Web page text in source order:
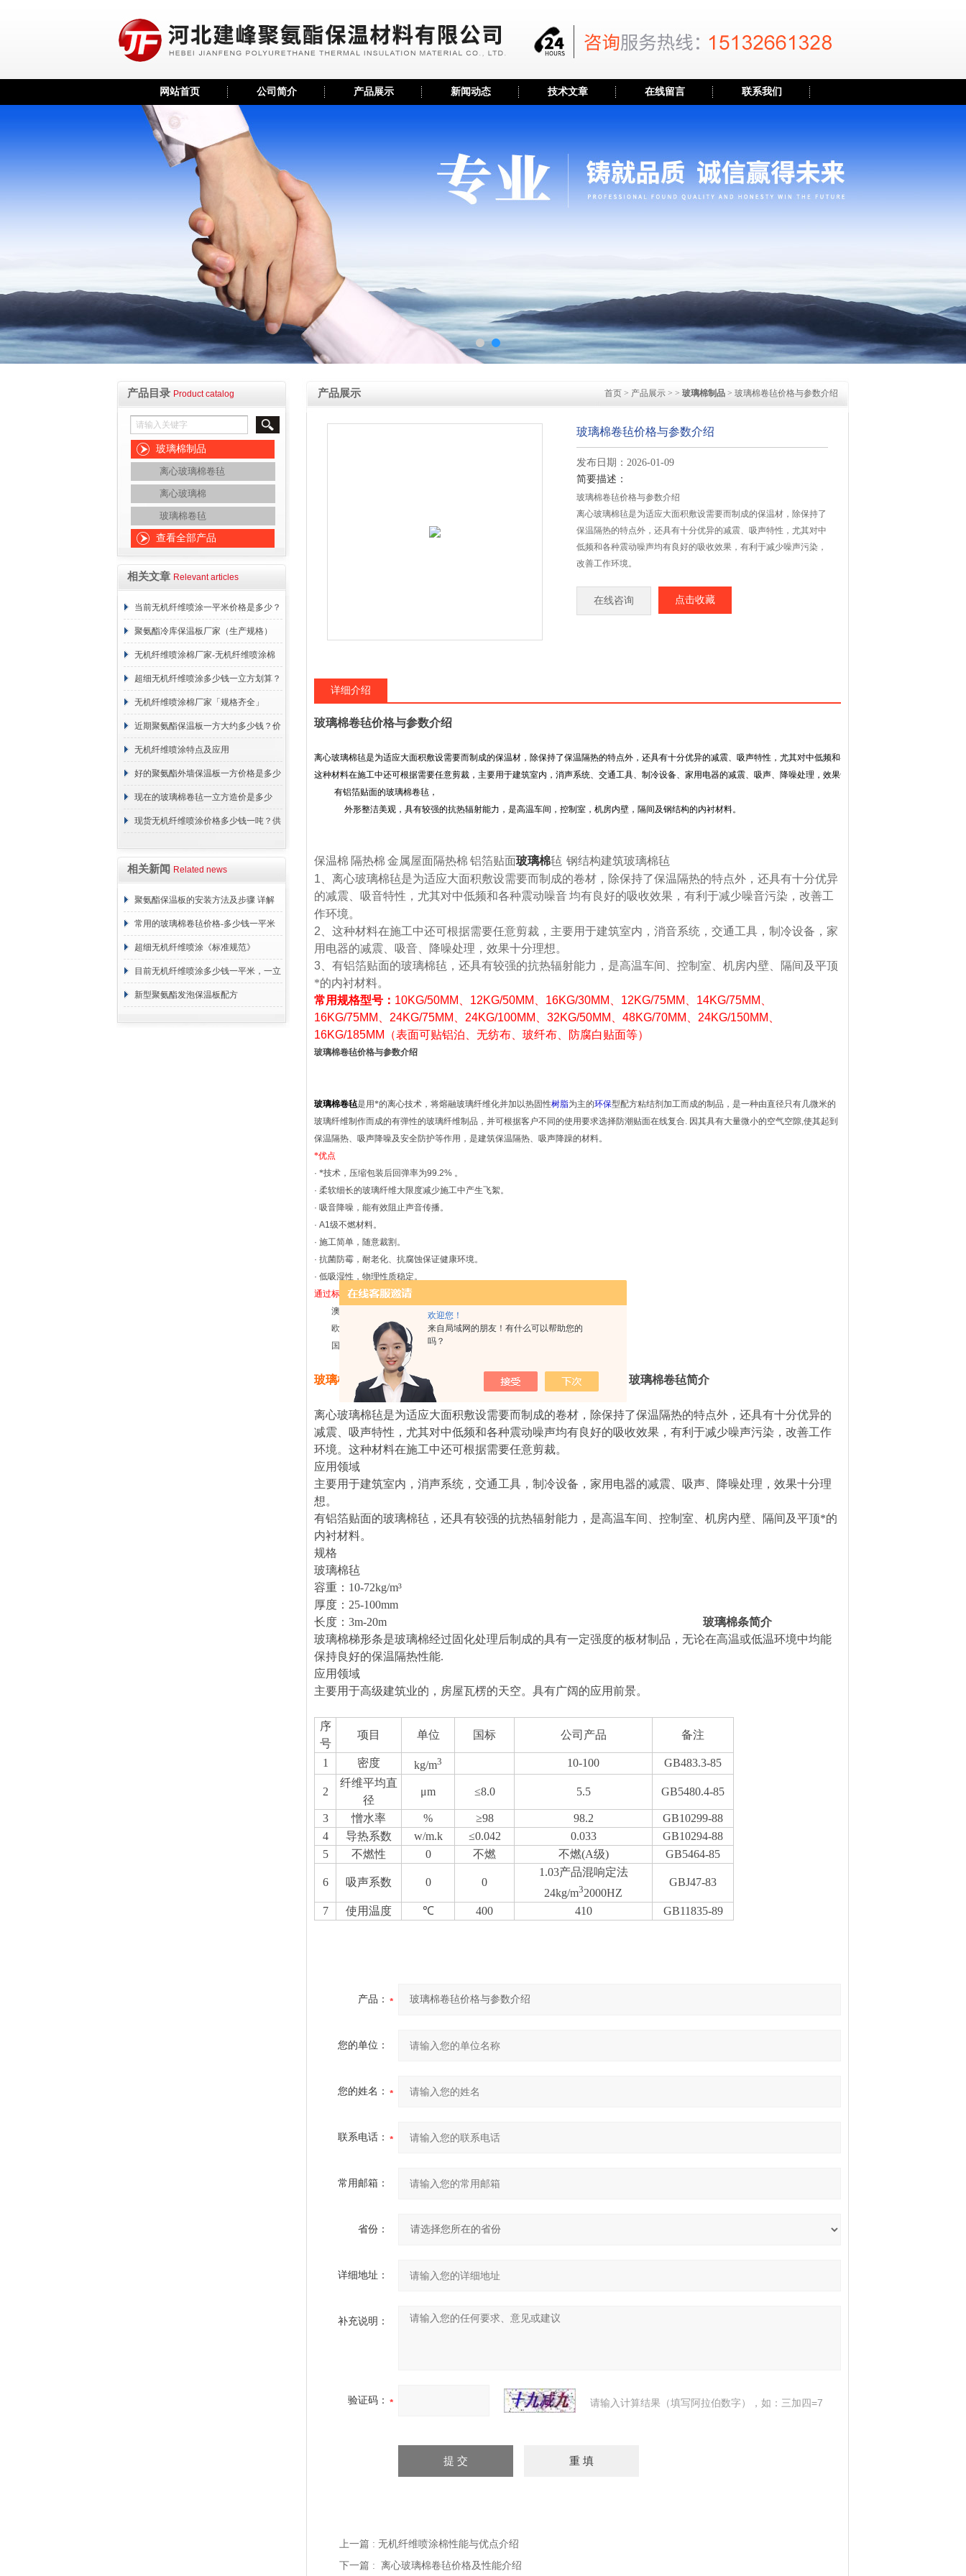
欢迎您！
来自局域网的朋友！有什么可以帮助您的
吗？
网站首页 公司简介 产品展示 新闻动态 技术文章 在线留言 联系我们
产品目录 Product catalog
玻璃棉制品
离心玻璃棉卷毡
离心玻璃棉
玻璃棉卷毡
查看全部产品
相关文章 Relevant articles
当前无机纤维喷涂一平米价格是多少？
报价表
聚氨酯冷库保温板厂家（生产规格）
无机纤维喷涂棉厂家-无机纤维喷涂棉
支持定制厂家-【建峰保温】
超细无机纤维喷涂多少钱一立方划算？
价格
无机纤维喷涂棉厂家「规格齐全」
近期聚氨酯保温板一方大约多少钱？价
格行情
无机纤维喷涂特点及应用
好的聚氨酯外墙保温板一方价格是多少
钱？
现在的玻璃棉卷毡一立方造价是多少
钱？价格行情
现货无机纤维喷涂价格多少钱一吨？供
相关新闻 Related news
聚氨酯保温板的安装方法及步骤 详解
常用的玻璃棉卷毡价格-多少钱一平米
超细无机纤维喷涂《标准规范》
目前无机纤维喷涂多少钱一平米，一立
方 价格计算
新型聚氨酯发泡保温板配方
产品展示 首页 > 产品展示 > > 玻璃棉制品 > 玻璃棉卷毡价格与参数介绍
玻璃棉卷毡价格与参数介绍
发布日期：2026-01-09
简要描述：
玻璃棉卷毡价格与参数介绍
离心玻璃棉毡是为适应大面积敷设需要而制成的保温材，除保持了
保温隔热的特点外，还具有十分优异的减震、吸声特性，尤其对中
低频和各种震动噪声均有良好的吸收效果，有利于减少噪声污染，
改善工作环境。
在线咨询 点击收藏
详细介绍
玻璃棉卷毡价格与参数介绍
离心玻璃棉毡是为适应大面积敷设需要而制成的保温材，除保持了保温隔热的特点外，还具有十分优异的减震、吸声特性，尤其对中低频和各种震动噪声均有良好的吸收
这种材料在施工中还可根据需要任意剪裁，主要用于建筑室内，消声系统、交通工具、制冷设备、家用电器的减震、吸声、降噪处理，效果十分理想。
有铝箔贴面的玻璃棉卷毡，
外形整洁美观，具有较强的抗热辐射能力，是高温车间，控制室，机房内壁，隔间及钢结构的内衬材料。                                 有铝箔贴面
保温棉 隔热棉 金属屋面隔热棉 铝箔贴面玻璃棉毡 钢结构建筑玻璃棉毡
1 、离心玻璃棉毡是为适应大面积敷设需要而制成的卷材，除保持了保温隔热的特点外，还具有十分优异
的减震、吸音特性，尤其对中低频和各种震动噪音均有良好的吸收效果，有利于减少噪音污染，改善工
作环境。
2 、这种材料在施工中还可根据需要任意剪裁，主要用于建筑室内，消音系统，交通工具，制冷设备，家
用电器的减震、吸音、降噪处理，效果十分理想。
3 、有铝箔贴面的玻璃棉毡，还具有较强的抗热辐射能力，是高温车间、控制室、机房内壁、隔间及平顶
*的内衬材料。
常用规格型号： 10KG/50MM 12KG/50MM 16KG/30MM 12KG/75MM 14KG/75MM
16KG/75MM 24KG/75MM 24KG/100MM 32KG/50MM 48KG/70MM 24KG/150MM
16KG/185MM （表面可贴铝泊、无纺布、玻纤布、防腐白贴面等）
玻璃棉卷毡价格与参数介绍
玻璃棉卷毡是用*的离心技术，将熔融玻璃纤维化并加以热固性树脂为主的环保型配方粘结剂加工而成的制品，是一种由直径只有几微米的
玻璃纤维制作而成的有弹性的玻璃纤维制品，并可根据客户不同的使用要求选择防潮贴面在线复合. 因其具有大量微小的空气空隙,使其起到
保温隔热、吸声降噪及安全防护等作用，是建筑保温隔热、吸声降躁的材料。
*优点
· *技术，压缩包装后回弹率为99.2% 。
· 柔软细长的玻璃纤维大限度减少施工中产生飞絮。
· 吸音降噪，能有效阻止声音传播。
· A1级不燃材料。
· 施工简单，随意裁割。
· 抗菌防霉，耐老化、抗腐蚀保证健康环境。
· 低吸湿性，物理性质稳定。
通过标准
澳洲及新西兰
AS/NSZ4859.1认证
欧盟
认证CE 防火等级认证
国标
GB/T13350-2000
玻璃棉制品详细介绍 玻璃棉卷毡简介
离心玻璃棉毡是为适应大面积敷设需要而制成的卷材，除保持了保温隔热的特点外，还具有十分优异的
减震、吸声特性，尤其对中低频和各种震动噪声均有良好的吸收效果，有利于减少噪声污染，改善工作
环境。这种材料在施工中还可根据需要任意剪裁。
应用领域
主要用于建筑室内，消声系统，交通工具，制冷设备，家用电器的减震、吸声、降噪处理，效果十分理
想。
有铝箔贴面的玻璃棉毡，还具有较强的抗热辐射能力，是高温车间、控制室、机房内壁、隔间及平顶*的
内衬材料。
规格
玻璃棉毡
容重： 10-72kg/m³
厚度： 25-100mm
长度： 3m-20m 玻璃棉条简介
玻璃棉梯形条是玻璃棉经过固化处理后制成的具有一定强度的板材制品，无论在高温或低温环境中均能
保持良好的保温隔热性能.
应用领域
主要用于高级建筑业的，房屋瓦楞的天空。具有广阔的应用前景。
序
号
项目 单位 国标 公司产品 备注
1 密度 kg/m3 10-100 GB483.3-85
2
纤维平均直
径
μm ≤8.0 5.5 GB5480.4-85
3 憎水率 % ≥98 98.2
GB10299-88
4
导热系数 w/m.k ≤0.042 0.033
GB10294-88
5
不燃性 0 不燃 不燃(A级) GB5464-85
6 吸声系数 0 0
1.03产品混响定法
24kg/m32000HZ
GBJ47-83
7 使用温度 ℃ 400 410 GB11835-89
产品：
您的单位：
您的姓名：
联系电话：
常用邮箱：
省份：
详细地址：
补充说明：
验证码： 请输入计算结果（填写阿拉伯数字），如：三加四=7
上一篇 : 无机纤维喷涂棉性能与优点介绍
下一篇 : 离心玻璃棉卷毡价格及性能介绍